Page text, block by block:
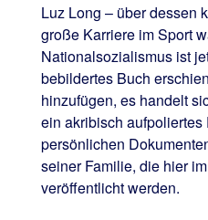
Luz Long – über dessen
große Karriere im Sport
Nationalsozialismus ist
bebildertes Buch
hinzufügen, es handelt
ein akribisch
persönlichen
seiner Familie, die hier
veröffentlicht werden.